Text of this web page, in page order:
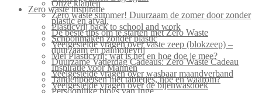
Onze klanten
Zero waste inspiratie
Zero waste summer! Duurzaam de zomer door zonder
plastic en afval.
Plasticvrij back to school and work
De beste tips om te starten met Zero Waste
Schoonmaken zonder plastic
Veelgestelde vragen over vaste zeep (blokzeep) –
duurzaam en palmolievrij
Mei Plasticvrij: wat is het en hoe doe je mee?
Duurzame Vaderdag Cadeaus: Zero Waste Cadeau
Inspiratie voor Mannen
Veelgestelde vragen over wasbaar maandverband
Tandenpoetsen met tabletjes, hoe en waarom?
Veelgestelde vragen over de bijenwasdoek
Persoonlijke blogs van Inge